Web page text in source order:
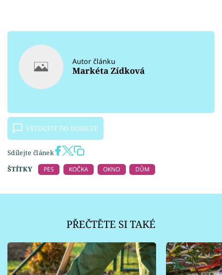
Autor článku
Markéta Zídková
VSTOUPIT DO DISKUZE
Sdílejte článek
ŠTÍTKY
PES KOČKA OKNO DŮM
PŘEČTĚTE SI TAKÉ